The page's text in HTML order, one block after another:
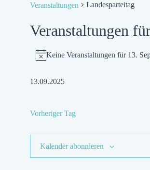
Veranstaltungen
Landesparteitag
Veranstaltungen
Hinweis
Keine Veranstaltungen für 13.
13.09.2025
Vorheriger Tag
Kalender abonnieren